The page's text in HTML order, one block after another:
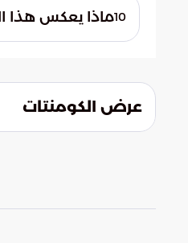
رؤساء10ماذا يعكس هذا
بين الأمم.
عرض الكومنتات